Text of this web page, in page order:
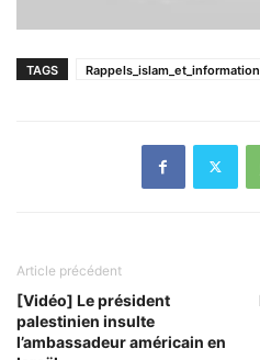
TAGS Rappels_islam_et_information
Article précédent
[Vidéo] Le président
palestinien insulte
l’ambassadeur américain en